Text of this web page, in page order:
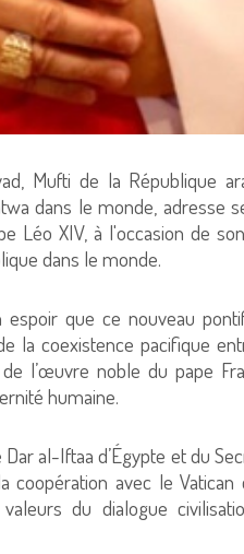
Mufti de la République
dans le monde, adresse
Léo XIV, à l'occasion de
dans le monde.
que ce nouveau
la coexistence pacifique
l’œuvre noble du pape
humaine.
al-Iftaa d’Égypte et du
avec le
du dialogue